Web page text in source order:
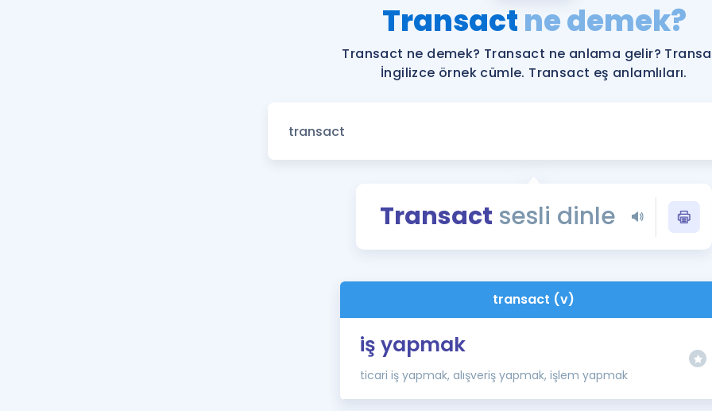
YDS ve YÖKDİL
YDS ve YÖKDİL'e
Tüm ÖSYM
YDS - YÖKDİL
İngilizce Gramer
Transactne demek?
Transact ne demek? Transact ne anlama gelir?
İngilizce örnek cümle. Transact eş anlamlıları.
Transact sesli dinle
transact (v)
iş yapmak
ticari iş yapmak, alışveriş yapmak, işlem yapmak